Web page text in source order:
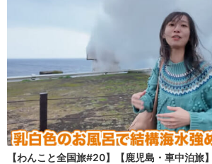
【わんこと全国旅#20】【鹿児島・車中泊旅